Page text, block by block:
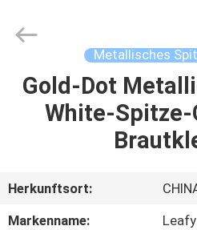
STARTSEITE
ÜBER
UNS
Reserved.
Metallisches
Gold-Dot
White-
Herkunftsort:
Markenname: